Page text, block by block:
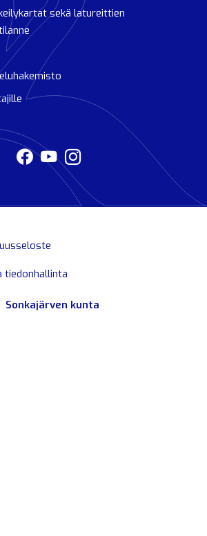
sekä latureittien
Sonkajärven kunta
tiedonhallinta